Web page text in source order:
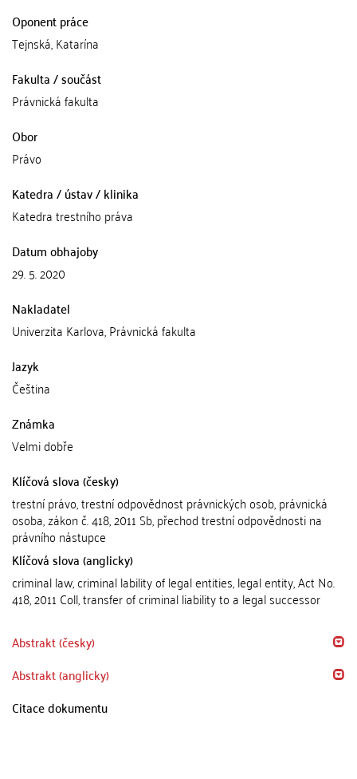
Oponent práce
Tejnská, Katarína
Fakulta / součást
Právnická fakulta
Obor
Právo
Katedra / ústav / klinika
Katedra trestního práva
Datum obhajoby
29. 5. 2020
Nakladatel
Univerzita Karlova, Právnická fakulta
Jazyk
Čeština
Známka
Velmi dobře
Klíčová slova (česky)
trestní právo, trestní odpovědnost právnických osob, právnická
osoba, zákon č. 418, 2011 Sb, přechod trestní odpovědnosti na
právního nástupce
Klíčová slova (anglicky)
criminal law, criminal lability of legal entities, legal entity, Act No.
418, 2011 Coll, transfer of criminal liability to a legal successor
Abstrakt (česky)
Abstrakt (anglicky)
Citace dokumentu